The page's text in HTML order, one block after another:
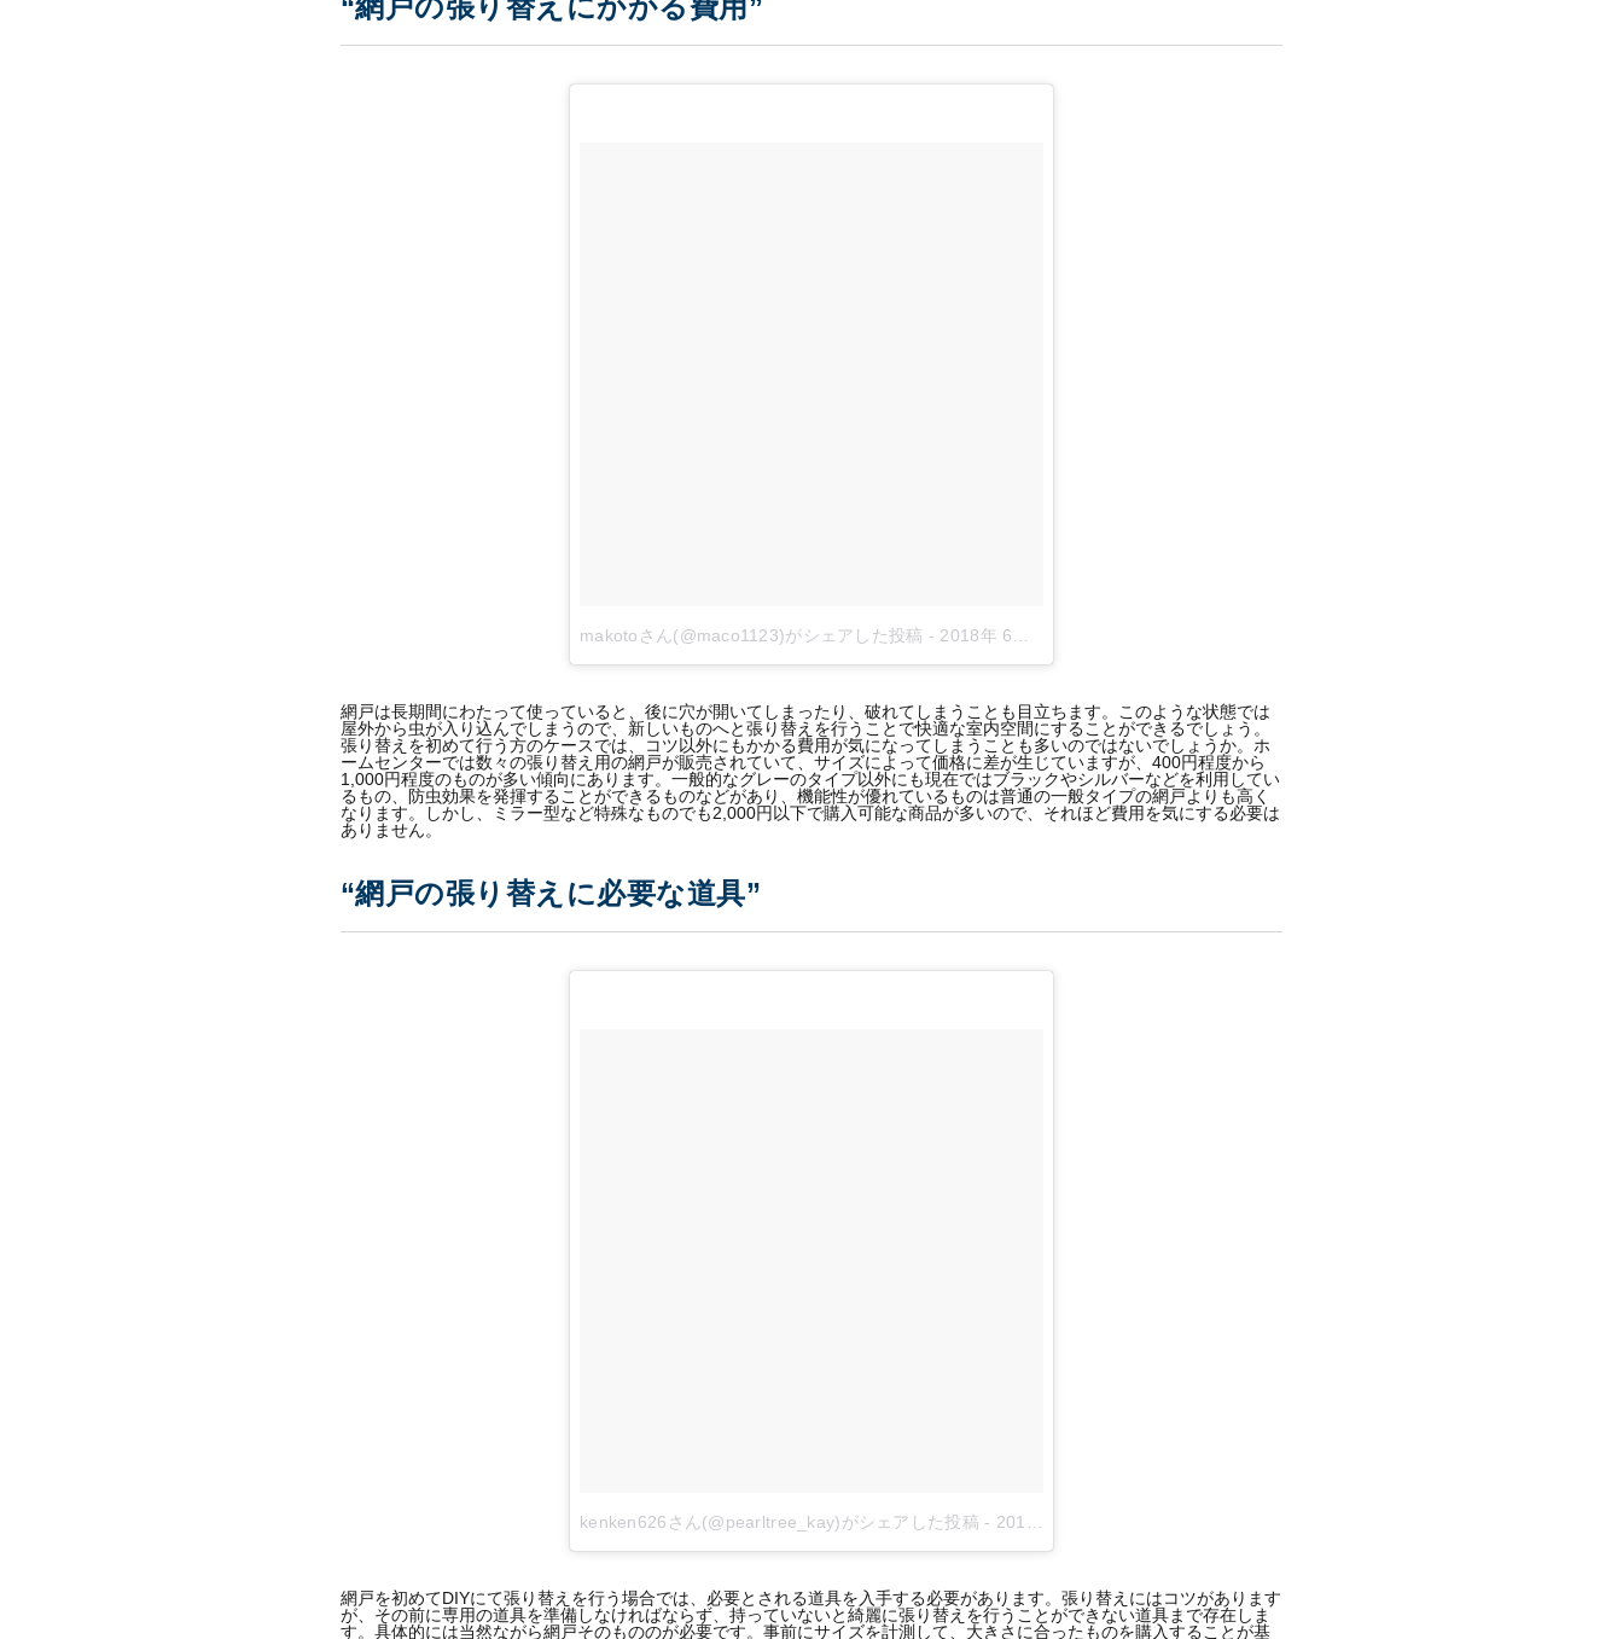
“網戸の張り替えにかかる費用”
makotoさん(@maco1123)がシェアした投稿 - 2018年 6月月12日午前12時13分PDT
網戸は長期間にわたって使っていると、後に穴が開いてしまったり、破れてしまうことも目立ちます。このような状態では
屋外から虫が入り込んでしまうので、新しいものへと張り替えを行うことで快適な室内空間にすることができるでしょう。
張り替えを初めて行う方のケースでは、コツ以外にもかかる費用が気になってしまうことも多いのではないでしょうか。ホ
ームセンターでは数々の張り替え用の網戸が販売されていて、サイズによって価格に差が生じていますが、400円程度から
1,000円程度のものが多い傾向にあります。一般的なグレーのタイプ以外にも現在ではブラックやシルバーなどを利用してい
るもの、防虫効果を発揮することができるものなどがあり、機能性が優れているものは普通の一般タイプの網戸よりも高く
なります。しかし、ミラー型など特殊なものでも2,000円以下で購入可能な商品が多いので、それほど費用を気にする必要は
ありません。
“網戸の張り替えに必要な道具”
kenken626さん(@pearltree_kay)がシェアした投稿 - 2018年 7月月27日午前6時17分PDT
網戸を初めてDIYにて張り替えを行う場合では、必要とされる道具を入手する必要があります。張り替えにはコツがあります
が、その前に専用の道具を準備しなければならず、持っていないと綺麗に張り替えを行うことができない道具まで存在しま
す。具体的には当然ながら網戸そのもののが必要です。事前にサイズを計測して、大きさに合ったものを購入することが基